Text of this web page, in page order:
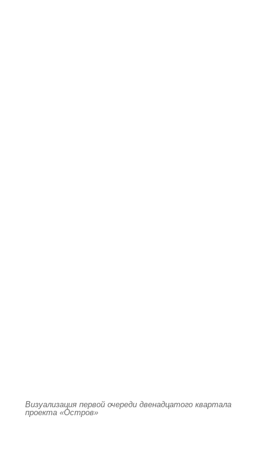
Визуализация первой очереди двенадцатого квартала
проекта «Остров»